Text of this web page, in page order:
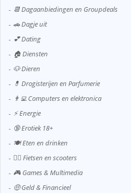
📆 Dagaanbiedingen en Groupdeals
🚗 Dagje uit
💕 Dating
🏠 Diensten
🐶 Dieren
💊 Drogisterijen en Parfumerie
👨‍💻 Computers en elektronica
⚡ Energie
🔞 Erotiek 18+
🍽️ Eten en drinken
🚴‍♂️ Fietsen en scooters
🎮 Games & Multimedia
🤑 Geld & Financieel